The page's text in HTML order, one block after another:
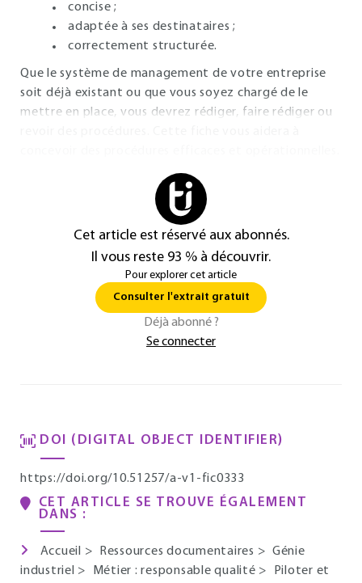
concise ;
adaptée à ses destinataires ;
correctement structurée.
Que le système de management de votre entreprise
soit déjà existant ou que vous soyez chargé de le
mettre en place, vous devrez rédiger, faire rédiger ou
Cet article est réservé aux abonnés.
Il vous reste 93 % à découvrir.
Pour explorer cet article
Consulter l'extrait gratuit
Déjà abonné ?
Se connecter
DOI (DIGITAL OBJECT IDENTIFIER)
https://doi.org/10.51257/a-v1-fic0333
CET ARTICLE SE TROUVE ÉGALEMENT
DANS :
Accueil > Ressources documentaires > Génie
industriel > Métier : responsable qualité >
Piloter et